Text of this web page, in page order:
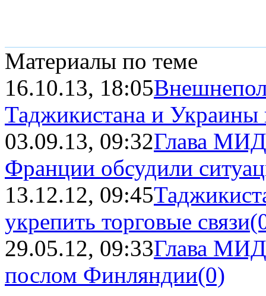
Материалы по теме
16.10.13, 18:05
Таджикистана и Украины
03.09.13, 09:32Глава МИД
Франции обсудили
13.12.12, 09:45
укрепить торговые связи
29.05.12, 09:33Глава МИД
послом Финляндии(0)